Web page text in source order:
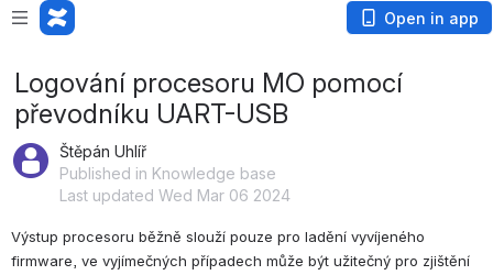
Open in app
Logování procesoru MO pomocí
převodníku UART-USB
Štěpán Uhlíř
Published in Knowledge base
Last updated Wed Mar 06 2024
Výstup procesoru běžně slouží pouze pro ladění vyvíjeného
firmware, ve vyjímečných případech může být užitečný pro zjištění